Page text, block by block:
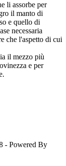
li assorbe per
il manto di
e quello di
necessaria
che l'aspetto di cui
il mezzo più
e per
- Powered By